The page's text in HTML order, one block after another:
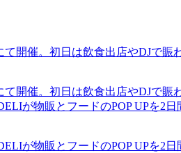
開催。初日は飲食出店やDJで賑
開催。初日は飲食出店やDJで賑
が物販とフードのPOP UPを2日
が物販とフードのPOP UPを2日